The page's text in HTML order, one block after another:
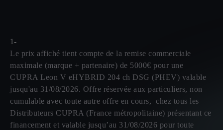
1-
Le prix affiché tient compte de la remise commerciale
maximale (marque + partenaire) de 5000€ pour une
CUPRA Leon V eHYBRID 204 ch DSG (PHEV) valable
jusqu'au 31/08/2026. Offre réservée aux particuliers, non
cumulable avec toute autre offre en cours, chez tous les
Distributeurs CUPRA (France métropolitaine) présentant ce
financement et valable jusqu’au 31/08/2026 pour toute